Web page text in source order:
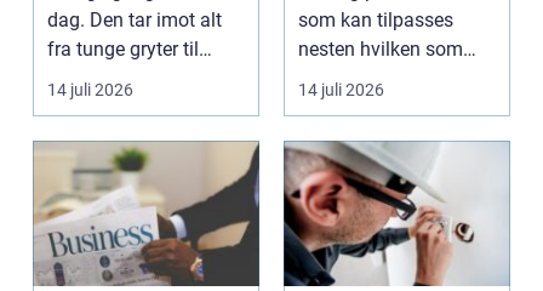
dag. Den tar imot alt
fra tunge gryter til
skarpe kniver og ...
14 juli 2026
som kan tilpasses
nesten hvilken som
helst oppgave. Fra
myk...
14 juli 2026